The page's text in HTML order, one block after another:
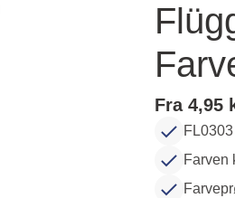
Fra 4,95
Farven